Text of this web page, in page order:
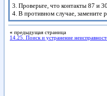
3. Проверьте, что контакты 87 и
4. В противном случае, замените
« предыдущая страница
14.25. Поиск и устранение